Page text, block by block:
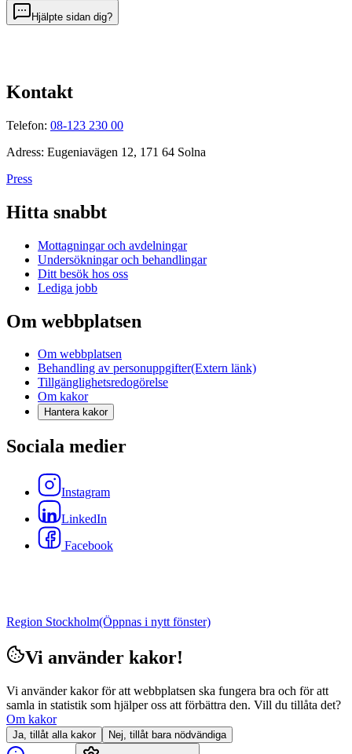
Hjälpte sidan dig?
Kontakt
Telefon: 08-123 230 00
Adress: Eugeniavägen 12, 171 64 Solna
Press
Hitta snabbt
Mottagningar och avdelningar
Undersökningar och behandlingar
Ditt besök hos oss
Lediga jobb
Om webbplatsen
Om webbplatsen
Behandling av personuppgifter(Extern länk)
Tillgänglighetsredogörelse
Om kakor
Hantera kakor
Sociala medier
Instagram
LinkedIn
Facebook
Region Stockholm(Öppnas i nytt fönster)
Vi använder kakor!
Vi använder kakor för att webbplatsen ska fungera bra och för att
samla in statistik som hjälper oss att förbättra den. Vill du tillåta det?
Om kakor
Ja, tillåt alla kakor Nej, tillåt bara nödvändiga